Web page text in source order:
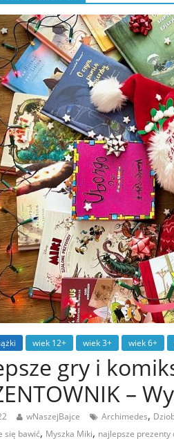
wiek 12+ wiek 3+ wiek 6+
gry i
–
wNaszejBajce Archimedes,
się bawić, Myszka Miki, najlepsze prezenty